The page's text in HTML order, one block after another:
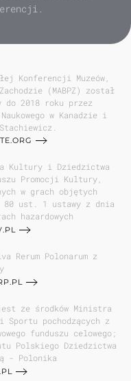
Konferencji Muzeów,
(MABPZ) został
do 2018 roku przez
w Kanadzie i
Kultury i Dziedzictwa
Promocji Kultury,
w grach objętych
80 ust. 1 ustawy z dnia
hazardowych
Rerum Polonarum z
ze środków Ministra
Sportu pochodzących z
funduszu celowego;
Polskiego Dziedzictwa
- Polonika